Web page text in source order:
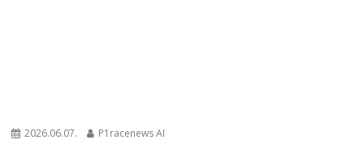
2026.06.07. P1racenews AI